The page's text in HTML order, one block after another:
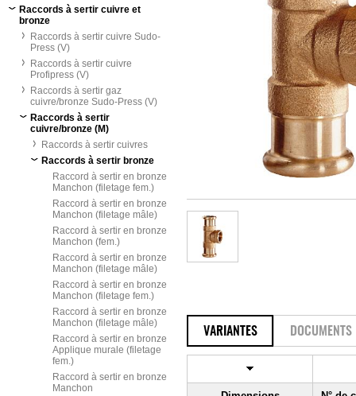
Raccords à sertir cuivre et
bronze
Raccords à sertir cuivre Sudo-
Press (V)
Raccords à sertir cuivre
Profipress (V)
Raccords à sertir gaz
cuivre/bronze Sudo-Press (V)
Raccords à sertir
cuivre/bronze (M)
Raccords à sertir cuivres
Raccords à sertir bronze
Raccord à sertir en bronze
Manchon (filetage fem.)
Raccord à sertir en bronze
Manchon (filetage mâle)
Raccord à sertir en bronze
Manchon (fem.)
Raccord à sertir en bronze
Manchon (filetage mâle)
Raccord à sertir en bronze
Manchon (filetage fem.)
Raccord à sertir en bronze
Manchon (filetage mâle)
Raccord à sertir en bronze
Applique murale (filetage
fem.)
Raccord à sertir en bronze
Manchon
VARIANTES DOCUMENTS